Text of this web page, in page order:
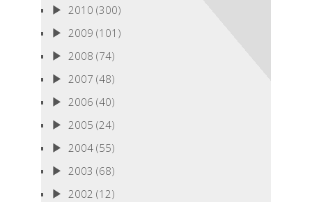
2010 (300)
2009 (101)
2008 (74)
2007 (48)
2006 (40)
2005 (24)
2004 (55)
2003 (68)
2002 (12)